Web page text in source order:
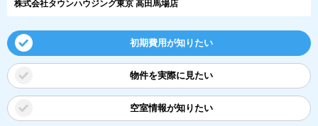
株式会社タウンハウジング東京 高田馬場店
初期費用が知りたい
物件を実際に見たい
空室情報が知りたい